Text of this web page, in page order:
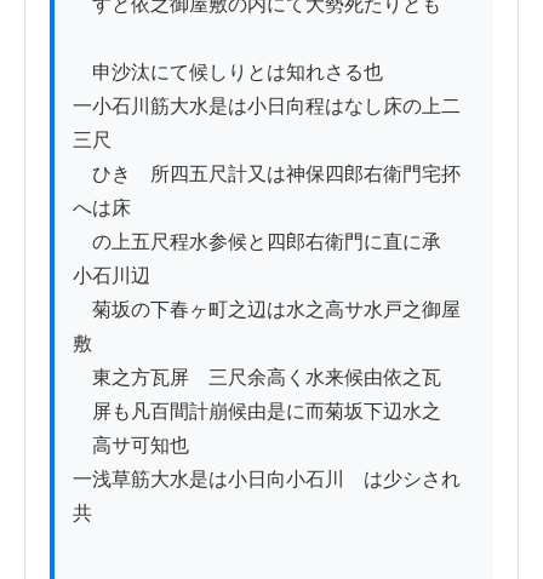
すと依之御屋敷の内にて大勢死たりとも
申沙汰にて候しりとは知れさる也
一小石川筋大水是は小日向程はなし床の上二
三尺
ひきゝ所四五尺計又は神保四郎右衛門宅抔
へは床
の上五尺程水参候と四郎右衛門に直に承ゟ
小石川辺
菊坂の下春ヶ町之辺は水之高サ水戸之御屋
敷
東之方瓦屏ゟ三尺余高く水来候由依之瓦
屏も凡百間計崩候由是に而菊坂下辺水之
高サ可知也
一浅草筋大水是は小日向小石川ゟは少シされ
共